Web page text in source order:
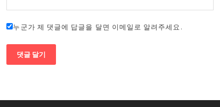
누군가 제 댓글에 답글을 달면 이메일로 알려주세요.